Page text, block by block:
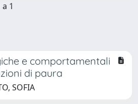
1
e comportamentali
di paura
SOFIA